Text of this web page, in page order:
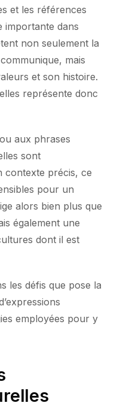
et les références
importante dans
non seulement la
mais
et son histoire.
représente donc
aux phrases
sont
contexte précis, ce
pour un
alors bien plus que
également une
dont il est
les défis que pose la
employées pour y